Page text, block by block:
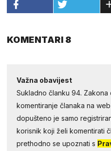
KOMENTARI 8
Važna obavijest
Sukladno članku 94. Zakona
komentiranje članaka na
dopušteno je samo
korisnik koji želi komentirati
prethodno se upoznati s